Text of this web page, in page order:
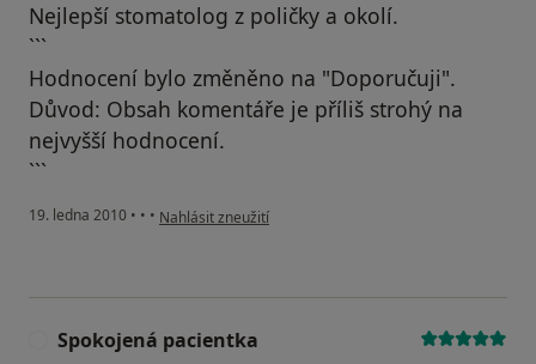
Nejlepší stomatolog z poličky a okolí.
```
Hodnocení bylo změněno na "Doporučuji".
Důvod: Obsah komentáře je příliš strohý na
nejvyšší hodnocení.
```
19. ledna 2010 • • • podle názoru uživatele Pacient
Nahlásit zneužití
Spokojená pacientka